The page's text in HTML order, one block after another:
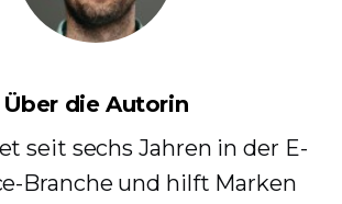
Über die Autorin
seit sechs Jahren in der E-
Branche und hilft Marken